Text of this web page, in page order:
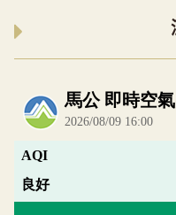
內嵌空氣品質小工